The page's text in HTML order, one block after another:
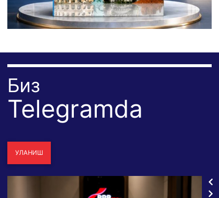
Биз
Telegramda
УЛАНИШ